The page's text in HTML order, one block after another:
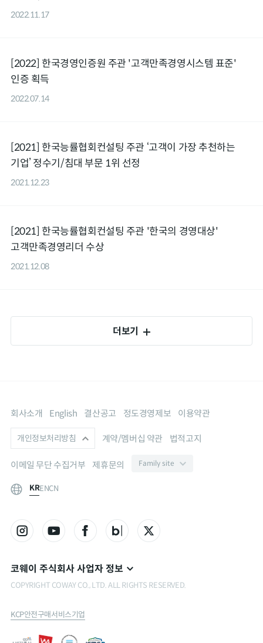
2022.11.17
[2022] 한국경영인증원 주관 '고객만족경영시스템 표준'
인증 획득
2022.07.14
[2021] 한국능률협회컨설팅 주관 ‘고객이 가장 추천하는
기업’ 정수기/침대 부문 1위 선정
2021.12.23
[2021] 한국능률협회컨설팅 주관 '한국의 경영대상'
고객만족경영리더 수상
2021.12.08
더보기
회사소개 English 결산공고 정도경영제보 이용약관
개인정보처리방침 계약/멤버십 약관 법적고지
이메일 무단 수집거부 제휴문의
KRENCN
코웨이 주식회사 사업자 정보
COPYRIGHT COWAY CO., LTD. ALL RIGHTS RESERVED.
KCP안전구매서비스기업